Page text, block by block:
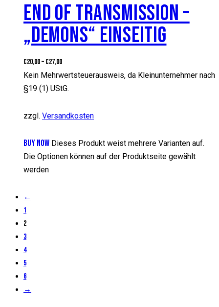
END OF TRANSMISSION –
„DEMONS“ EINSEITIG
€20,00–€27,00
Kein Mehrwertsteuerausweis, da Kleinunternehmer nach
§19 (1) UStG.
zzgl. Versandkosten
BUY NOW Dieses Produkt weist mehrere Varianten auf.
Die Optionen können auf der Produktseite gewählt
werden
←
1
2
3
4
5
6
→